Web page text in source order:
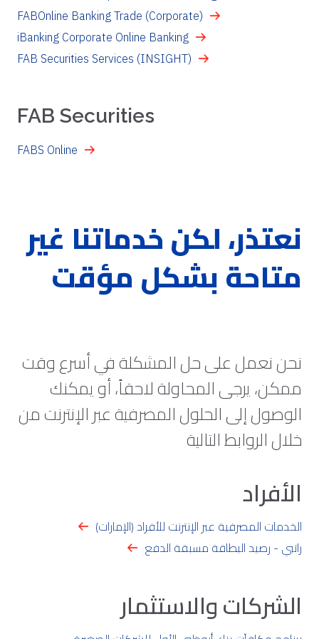
FABOnline Banking Trade (Corporate)
iBanking Corporate Online Banking
FAB Securities Services (INSIGHT)
FAB Securities
FABS Online
نعتذر، لكن خدماتنا غير
متاحة بشكل مؤقت
نحن نعمل على حل المشكلة في أسرع وقت
ممكن، يرجى المحاولة لاحقاً، أو يمكنك
الوصول إلى الحلول المصرفية عبر الإنترنت من
خلال الروابط التالية
الأفراد
الخدمات المصرفية عبر الإنترنت للأفراد (الإمارات)
راتبي - رصيد البطاقة مسبقة الدفع
الشركات والاستثمار